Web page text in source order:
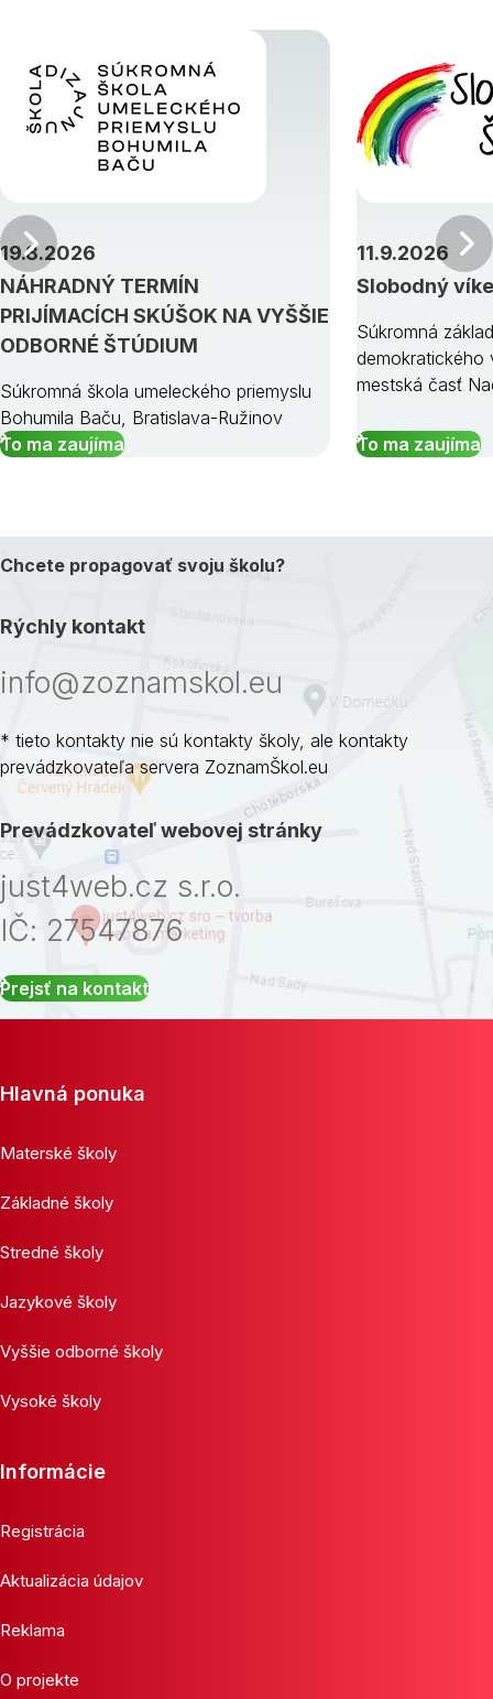
NÁHRADNÝ TERMÍN
PRIJÍMACÍCH SKÚŠOK NA VYŠŠIE
ODBORNÉ ŠTÚDIUM
19.8.2026
Súkromná škola umeleckého priemyslu
Bohumila Baču, Bratislava-Ružinov
To ma zaujíma
Slobodný
11.9.2026
Súkromná
demokratického
mestská časť
To ma zaujíma
Predchádzajúci
Chcete propagovať svoju školu?
Rýchly kontakt
info@zoznamskol.eu
* tieto kontakty nie sú kontakty školy, ale kontakty
prevádzkovateľa servera ZoznamŠkol.eu
Prevádzkovateľ webovej stránky
just4web.cz s.r.o.
IČ: 27547876
Prejsť na kontakt
Hlavná ponuka
Materské školy
Základné školy
Stredné školy
Jazykové školy
Vyššie odborné školy
Vysoké školy
Informácie
Registrácia
Aktualizácia údajov
Reklama
O projekte